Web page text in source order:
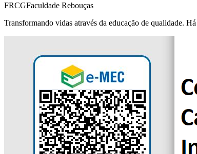
FRCGFaculdade Rebouças
Transformando vidas através da educação de qualidade.